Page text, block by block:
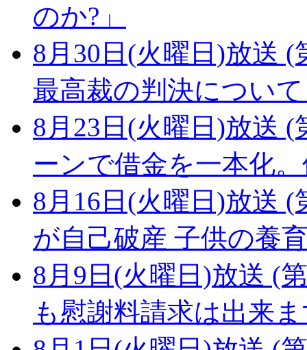
のか?」
8月30日(火曜日)放送 (
最高裁の判決につい
8月23日(火曜日)放送 (
ーンで借金を一本化
8月16日(火曜日)放送 (
が自己破産 子供の養
8月9日(火曜日)放送 (
も慰謝料請求は出来